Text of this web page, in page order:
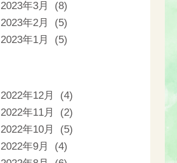
2023年3月 (8)
2023年2月 (5)
2023年1月 (5)
2022年12月 (4)
2022年11月 (2)
2022年10月 (5)
2022年9月 (4)